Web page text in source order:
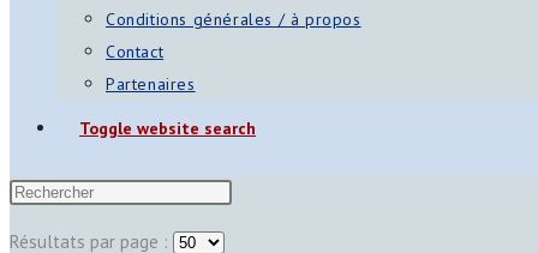
Conditions générales / à propos
Contact
Partenaires
Toggle website search
Résultats par page :